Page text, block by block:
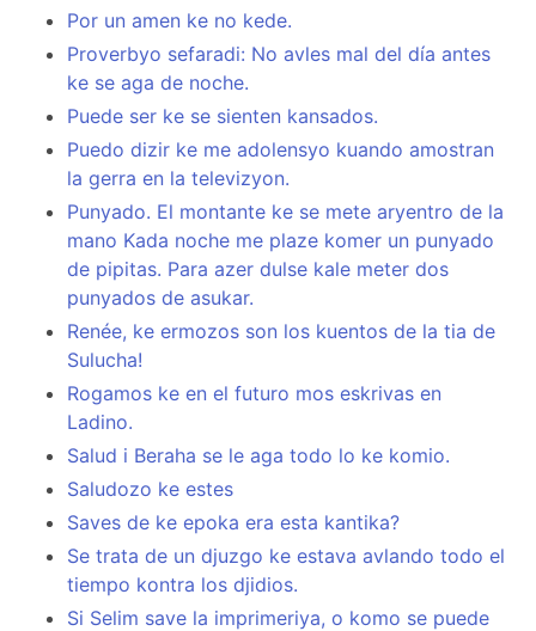
Por un amen ke no kede.
Proverbyo sefaradi: No avles mal del día antes
ke se aga de noche.
Puede ser ke se sienten kansados.
Puedo dizir ke me adolensyo kuando amostran
la gerra en la televizyon.
Punyado. El montante ke se mete aryentro de la
mano Kada noche me plaze komer un punyado
de pipitas. Para azer dulse kale meter dos
punyados de asukar.
Renée, ke ermozos son los kuentos de la tia de
Sulucha!
Rogamos ke en el futuro mos eskrivas en
Ladino.
Salud i Beraha se le aga todo lo ke komio.
Saludozo ke estes
Saves de ke epoka era esta kantika?
Se trata de un djuzgo ke estava avlando todo el
tiempo kontra los djidios.
Si Selim save la imprimeriya, o komo se puede